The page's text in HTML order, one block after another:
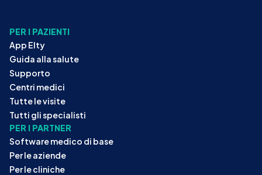
PER I PAZIENTI
App Elty
Guida alla salute
Supporto
Centri medici
Tutte le visite
Tutti gli specialisti
PER I PARTNER
Software medico di base
Per le aziende
Per le cliniche